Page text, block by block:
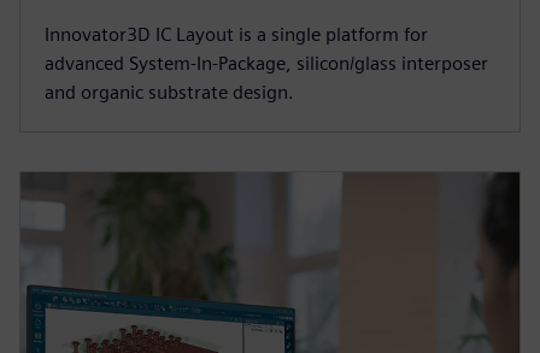
Innovator3D IC Layout is a single platform for
advanced System-In-Package, silicon/glass interposer
and organic substrate design.